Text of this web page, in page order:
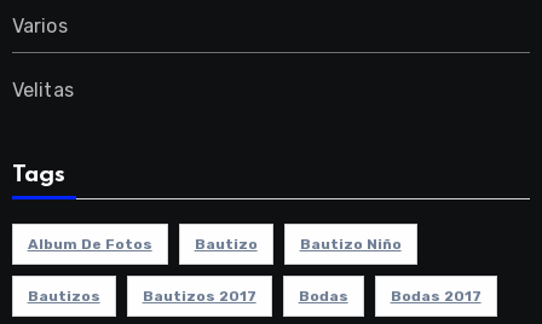
Varios
Velitas
Tags
Album De Fotos Bautizo Bautizo Niño
Bautizos Bautizos 2017 Bodas Bodas 2017